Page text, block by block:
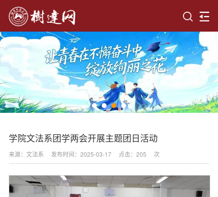
学院文法系团学两会开展主题团日活动
来源：文法系 发布时间：2025-03-17 点击： 205 次